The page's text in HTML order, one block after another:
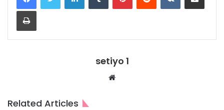
Print
setiyo 1
Website
Related Articles